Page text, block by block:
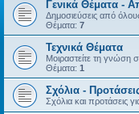
Γενικά Θέματα -
Δημοσιεύσεις από
Θέματα: 7
Τεχνικά Θέματα
Μοιραστείτε τη γνώση
Θέματα: 1
Σχόλια -
Σχόλια και προτάσεις